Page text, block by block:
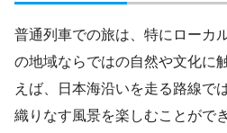
普通列車での旅は、特にローカ
の地域ならではの自然や文化に
えば、日本海沿いを走る路線で
織りなす風景を楽しむことがで